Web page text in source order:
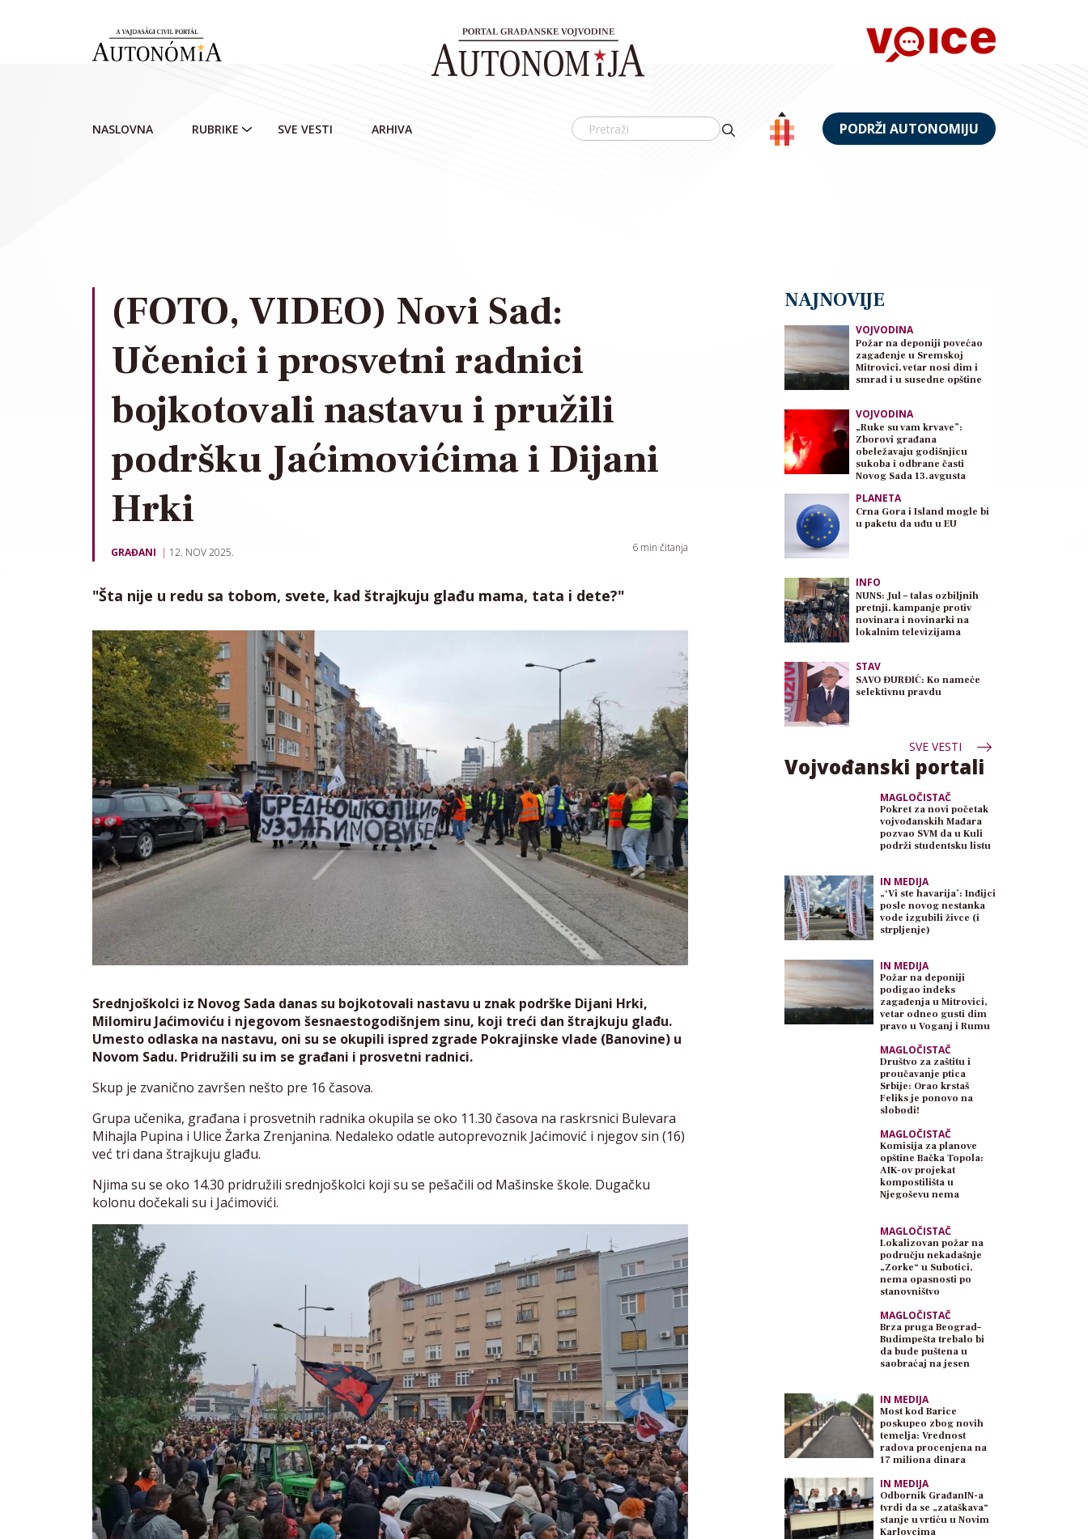
NASLOVNA RUBRIKE SVE VESTI ARHIVA PODRŽI AUTONOMIJU
(FOTO, VIDEO) Novi Sad:
Učenici i prosvetni radnici
bojkotovali nastavu i pružili
podršku Jaćimovićima i Dijani
Hrki
GRAĐANI 12. NOV 2025. 6 min čitanja
"Šta nije u redu sa tobom, svete, kad štrajkuju glađu mama, tata i dete?"
Srednjoškolci iz Novog Sada danas su bojkotovali nastavu u znak podrške Dijani Hrki,
Milomiru Jaćimoviću i njegovom šesnaestogodišnjem sinu, koji treći dan štrajkuju glađu.
Umesto odlaska na nastavu, oni su se okupili ispred zgrade Pokrajinske vlade (Banovine) u
Novom Sadu. Pridružili su im se građani i prosvetni radnici.
Skup je zvanično završen nešto pre 16 časova.
Grupa učenika, građana i prosvetnih radnika okupila se oko 11.30 časova na raskrsnici Bulevara
Mihajla Pupina i Ulice Žarka Zrenjanina. Nedaleko odatle autoprevoznik Jaćimović i njegov sin (16)
već tri dana štrajkuju glađu.
Njima su se oko 14.30 pridružili srednjoškolci koji su se pešačili od Mašinske škole. Dugačku
kolonu dočekali su i Jaćimovići.
NAJNOVIJE
VOJVODINA
Požar na deponiji povećao
zagađenje u Sremskoj
Mitrovici, vetar nosi dim i
smrad i u susedne opštine
VOJVODINA
„Ruke su vam krvave”:
Zborovi građana
obeležavaju godišnjicu
sukoba i odbrane časti
Novog Sada 13.avgusta
PLANETA
Crna Gora i Island mogle bi
u paketu da uđu u EU
INFO
NUNS: Jul – talas ozbiljnih
pretnji, kampanje protiv
novinara i novinarki na
lokalnim televizijama
STAV
SAVO ĐURĐIĆ: Ko nameće
selektivnu pravdu
SVE VESTI
Vojvođanski portali
MAGLOČISTAČ
Pokret za novi početak
vojvođanskih Mađara
pozvao SVM da u Kuli
podrži studentsku listu
IN MEDIJA
„‘Vi ste havarija’: Inđijci
posle novog nestanka
vode izgubili živce (i
strpljenje)
IN MEDIJA
Požar na deponiji
podigao indeks
zagađenja u Mitrovici,
vetar odneo gusti dim
pravo u Voganj i Rumu
MAGLOČISTAČ
Društvo za zaštitu i
proučavanje ptica
Srbije: Orao krstaš
Feliks je ponovo na
slobodi!
MAGLOČISTAČ
Komisija za planove
opštine Bačka Topola:
AIK-ov projekat
kompostilišta u
Njegoševu nema
MAGLOČISTAČ
Lokalizovan požar na
području nekadašnje
„Zorke“ u Subotici,
nema opasnosti po
stanovništvo
MAGLOČISTAČ
Brza pruga Beograd–
Budimpešta trebalo bi
da bude puštena u
saobraćaj na jesen
IN MEDIJA
Most kod Barice
poskupeo zbog novih
temelja: Vrednost
radova procenjena na
17 miliona dinara
IN MEDIJA
Odbornik GrađanIN-a
tvrdi da se „zataškava“
stanje u vrtiću u Novim
Karlovcima